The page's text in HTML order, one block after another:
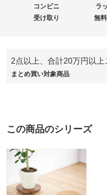
オーク 径29cm
価格 ¥9,000 税込
送料・送料種
基本配送料：¥
■サイズ：径29cm高さ5cm
■重量約1.2kg
■耐荷重約20kg
■キャスター4個付き
※天然木を使用しているた
★★
★★★
ホワイトオーク
ボットを使う時は動いて
ます。ホームセンター滑
てます。
2025/12/14
コンビニ
受け取り
ラ
無
2点以上、合計20万円以上
まとめ買い対象商品
この商品のシリーズ